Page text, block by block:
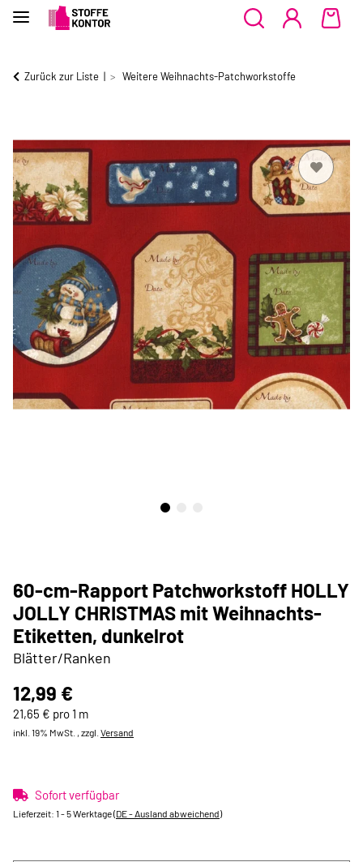
Zurück zur Liste Weitere Weihnachts-Patchworkstoffe
60-cm-Rapport Patchworkstoff HOLLY
JOLLY CHRISTMAS mit Weihnachts-
Etiketten, dunkelrot
Blätter/Ranken
12,99 €
21,65 € pro 1 m
inkl. 19% MwSt. , zzgl. Versand
Sofort verfügbar
Lieferzeit: 1 - 5 Werktage(DE - Ausland abweichend)